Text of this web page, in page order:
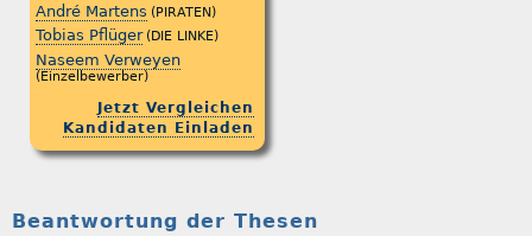
André Martens (PIRATEN)
Tobias Pflüger (DIE LINKE)
Naseem Verweyen
(Einzelbewerber)
Jetzt Vergleichen
Kandidaten Einladen
Beantwortung der Thesen